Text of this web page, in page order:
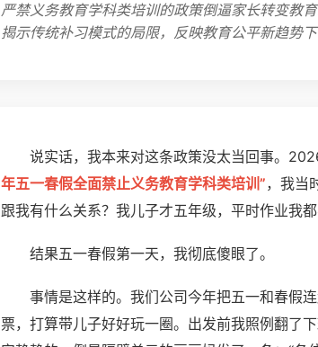
严禁义务教育学科类培训的政策倒逼家长转变教
揭示传统补习模式的局限，反映教育公平新趋势
说实话，我本来对这条政策没太当回事。
年五一春假全面禁止义务教育学科类培训”，我当
跟我有什么关系？我儿子才五年级，平时作业我都
结果五一春假第一天，我彻底傻眼了。
事情是这样的。我们公司今年把五一和春假
票，打算带儿子好好玩一圈。出发前我照例翻了